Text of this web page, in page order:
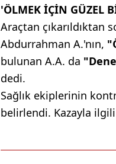
'ÖLMEK İÇİN GÜZEL
Araçtan çıkarıldıktan
Abdurrahman A.'nın,
bulunan A.A. da
dedi.
Sağlık ekiplerinin
belirlendi. Kazayla